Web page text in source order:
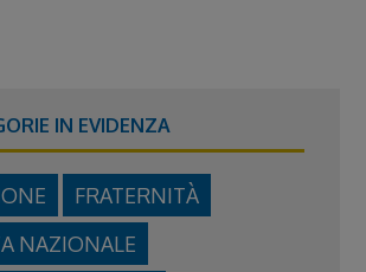
IN EVIDENZA
FRATERNITÀ
NAZIONALE